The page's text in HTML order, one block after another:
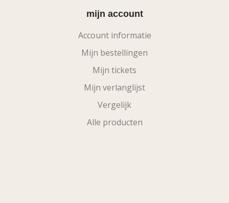
mijn account
Account informatie
Mijn bestellingen
Mijn tickets
Mijn verlanglijst
Vergelijk
Alle producten